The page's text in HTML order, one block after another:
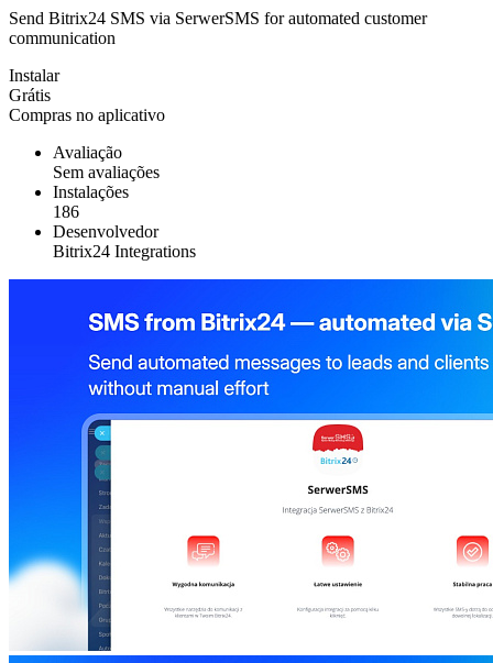
Send Bitrix24 SMS via SerwerSMS for automated customer
communication
Instalar
Grátis
Compras no aplicativo
Avaliação
Sem avaliações
Instalações
186
Desenvolvedor
Bitrix24 Integrations